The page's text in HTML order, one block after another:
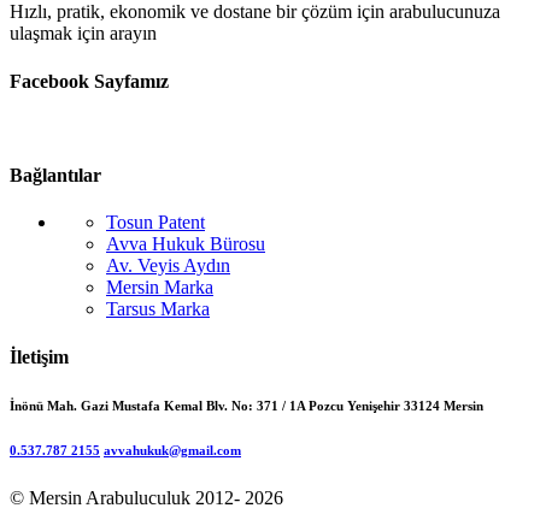
Hızlı, pratik, ekonomik ve dostane bir çözüm için arabulucunuza
ulaşmak için arayın
Facebook Sayfamız
Bağlantılar
Tosun Patent
Avva Hukuk Bürosu
Av. Veyis Aydın
Mersin Marka
Tarsus Marka
İletişim
İnönü Mah. Gazi Mustafa Kemal Blv. No: 371 / 1A Pozcu Yenişehir 33124 Mersin
0.537.787 2155 avvahukuk@gmail.com
© Mersin Arabuluculuk 2012- 2026